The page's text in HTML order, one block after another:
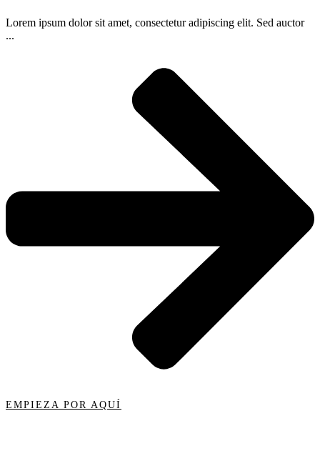
Lorem ipsum dolor sit amet, consectetur adipiscing elit. Sed auctor
...
EMPIEZA POR AQUÍ